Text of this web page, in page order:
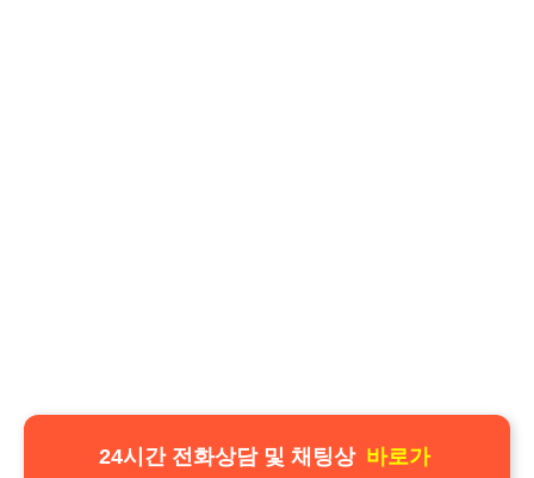
24시간 전화상담 및 채팅상 바로가